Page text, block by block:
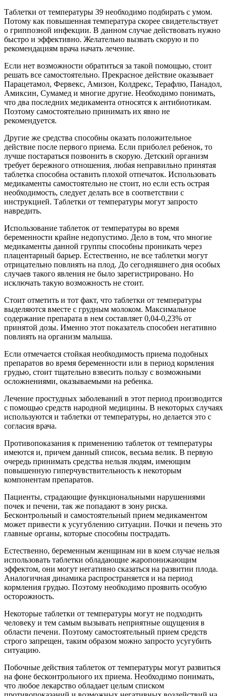
Таблетки от температуры 39 необходимо подбирать с умом.
Потому как повышенная температура скорее свидетельствует
о гриппозной инфекции. В данном случае действовать нужно
быстро и эффективно. Желательно вызвать скорую и по
рекомендациям врача начать лечение.
Если нет возможности обратиться за такой помощью, стоит
решать все самостоятельно. Прекрасное действие оказывает
Парацетамол, Фервекс, Амизон, Колдрекс, Терафлю, Панадол,
Амиксин, Сумамед и многие другие. Необходимо понимать,
что два последних медикамента относятся к антибиотикам.
Поэтому самостоятельно принимать их явно не
рекомендуется.
Другие же средства способны оказать положительное
действие после первого приема. Если приболел ребенок, то
лучше постараться позвонить в скорую. Детский организм
требует бережного отношения, любая неправильно принятая
таблетка способна оставить плохой отпечаток. Использовать
медикаменты самостоятельно не стоит, но если есть острая
необходимость, следует делать все в соответствии с
инструкцией. Таблетки от температуры могут запросто
навредить.
Использование таблеток от температуры во время
беременности крайне недопустимо. Дело в том, что многие
медикаменты данной группы способны проникать через
плацентарный барьер. Естественно, не все таблетки могут
отрицательно повлиять на плод. До сегодняшнего дня особых
случаев такого явления не было зарегистрировано. Но
исключать такую возможность не стоит.
Стоит отметить и тот факт, что таблетки от температуры
выделяются вместе с грудным молоком. Максимальное
содержание препарата в нем составляет 0,04-0,23% от
принятой дозы. Именно этот показатель способен негативно
повлиять на организм малыша.
Если отмечается стойкая необходимость приема подобных
препаратов во время беременности или в период кормления
грудью, стоит тщательно взвесить пользу с возможными
осложнениями, оказываемыми на ребенка.
Лечение простудных заболеваний в этот период производится
с помощью средств народной медицины. В некоторых случаях
используются и таблетки от температуры, но делается это с
согласия врача.
Противопоказания к применению таблеток от температуры
имеются и, причем данный список, весьма велик. В первую
очередь принимать средства нельзя людям, имеющим
повышенную гиперчувствительность к некоторым
компонентам препаратов.
Пациенты, страдающие функциональными нарушениями
почек и печени, так же попадают в зону риска.
Бесконтрольный и самостоятельный прием медикаментом
может привести к усугублению ситуации. Почки и печень это
главные органы, которые способны пострадать.
Естественно, беременным женщинам ни в коем случае нельзя
использовать таблетки обладающие жаропонижающим
эффектом, они могут негативно сказаться на развитии плода.
Аналогичная динамика распространяется и на период
кормления грудью. Поэтому необходимо проявить особую
осторожность.
Некоторые таблетки от температуры могут не подходить
человеку и тем самым вызывать неприятные ощущения в
области печени. Поэтому самостоятельный прием средств
строго запрещен, таким образом можно запросто усугубить
ситуацию.
Побочные действия таблеток от температуры могут развиться
на фоне бесконтрольного их приема. Необходимо понимать,
что любое лекарство обладает целым списком